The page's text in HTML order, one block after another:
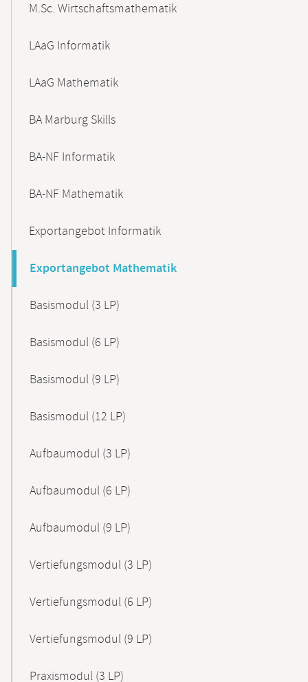
M.Sc. Wirtschaftsmathematik
LAaG Informatik
LAaG Mathematik
BA Marburg Skills
BA-NF Informatik
BA-NF Mathematik
Exportangebot Informatik
Exportangebot Mathematik
Basismodul (3 LP)
Basismodul (6 LP)
Basismodul (9 LP)
Basismodul (12 LP)
Aufbaumodul (3 LP)
Aufbaumodul (6 LP)
Aufbaumodul (9 LP)
Vertiefungsmodul (3 LP)
Vertiefungsmodul (6 LP)
Vertiefungsmodul (9 LP)
Praxismodul (3 LP)